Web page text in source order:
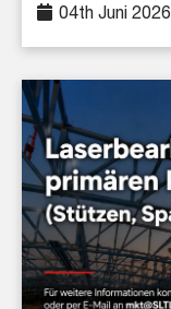
04th Juni 2026